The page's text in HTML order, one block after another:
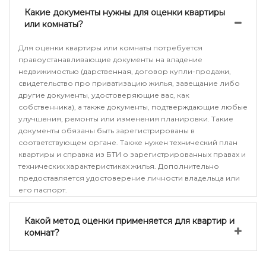
Какие документы нужны для оценки квартиры
или комнаты?
Для оценки квартиры или комнаты потребуется
правоустанавливающие документы на владение
недвижимостью (дарственная, договор купли-продажи,
свидетельство про приватизацию жилья, завещание либо
другие документы, удостоверяющие вас, как
собственника), а также документы, подтверждающие любые
улучшения, ремонты или изменения планировки. Такие
документы обязаны быть зарегистрированы в
соответствующем органе. Также нужен технический план
квартиры и справка из БТИ о зарегистрированных правах и
технических характеристиках жилья. Дополнительно
предоставляется удостоверение личности владельца или
его паспорт.
Какой метод оценки применяется для квартир и
комнат?